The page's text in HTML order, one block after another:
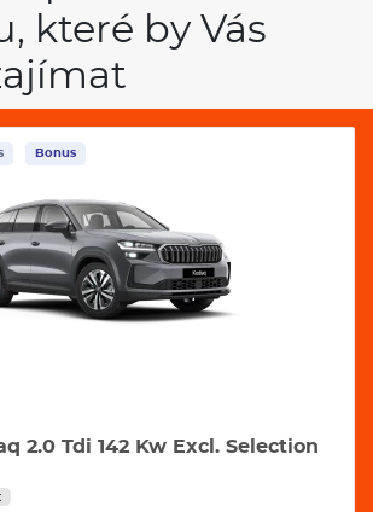
které by Vás
Bonus
2.0 Tdi 142 Kw Excl. Selection